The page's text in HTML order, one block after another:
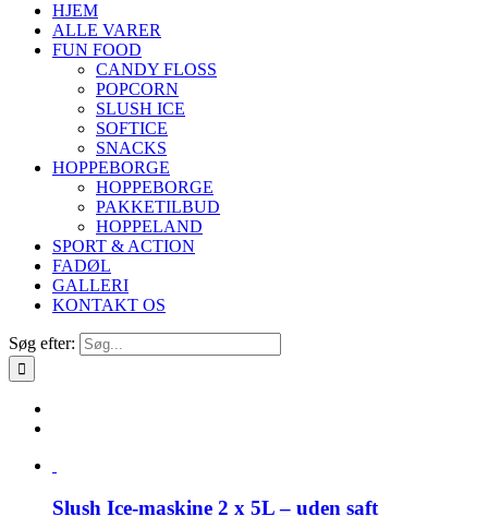
HJEM
ALLE VARER
FUN FOOD
CANDY FLOSS
POPCORN
SLUSH ICE
SOFTICE
SNACKS
HOPPEBORGE
HOPPEBORGE
PAKKETILBUD
HOPPELAND
SPORT & ACTION
FADØL
GALLERI
KONTAKT OS
Søg efter:
Slush Ice-maskine 2 x 5L – uden saft